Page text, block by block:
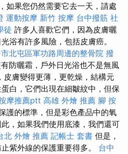
如果您仍然需要它去一天，請處
運動按摩 新竹 按摩 台中撥筋 社
徒 許多人喜歡它們，因為皮膚曬
浴有許多風險，包括皮膚癌。
北屯區軍功路周邊的整骨院 撥
防曬霜，戶外日光浴也不是無風
膚變得更薄，更乾燥，結構元
白，它們出現在細皺紋中，但保
摩推薦ptt 高雄 外燴 推薦 腳 按
護的標準，但是彩色產品中的氧
，如果我們使用底漆，我們還可
北 外燴 推薦 記帳士 套書 但是，
紫外線的保護重要得多。 台中